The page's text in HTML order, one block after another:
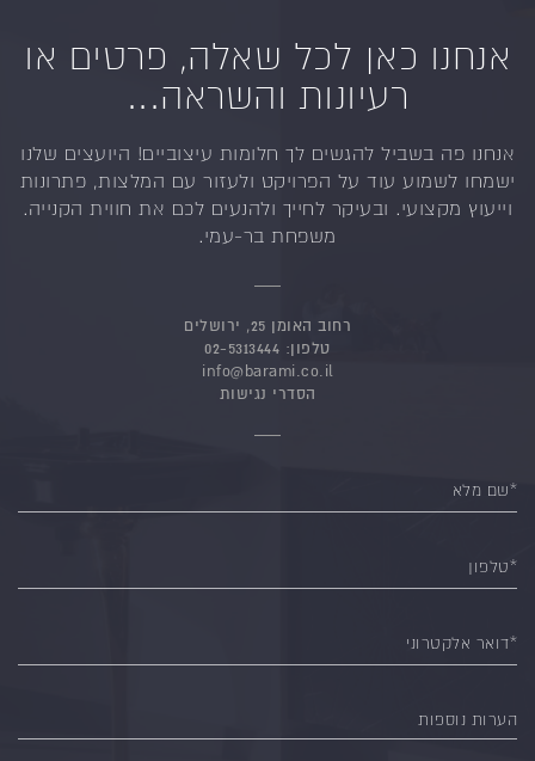
אנחנו כאן לכל שאלה, פרטים או
רעיונות והשראה...
אנחנו פה בשביל להגשים לך חלומות עיצוביים! היועצים שלנו
ישמחו לשמוע עוד על הפרויקט ולעזור עם המלצות, פתרונות
וייעוץ מקצועי. ובעיקר לחייך ולהנעים לכם את חווית הקנייה.
משפחת בר-עמי.
רחוב האומן 25, ירושלים
טלפון: 02-5313444
info@barami.co.il
הסדרי נגישות
*שם מלא
*טלפון
*דואר אלקטרוני
הערות נוספות